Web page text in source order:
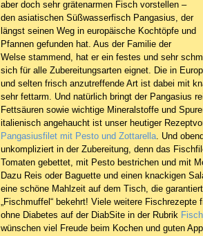
aber doch sehr grätenarmen Fisch vorstellen –
den asiatischen Süßwasserfisch Pangasius, der
längst seinen Weg in europäische Kochtöpfe und
Pfannen gefunden hat. Aus der Familie der
Welse stammend, hat er ein festes und sehr
sich für alle Zubereitungsarten eignet. Die in
und selten frisch anzutreffende Art ist dabei mit
sehr fettarm. Und natürlich bringt der Pangasius
Fettsäuren sowie wichtige Mineralstoffe und
italienisch angehaucht ist unser heutiger
Pangasiusfilet mit Pesto und Zottarella. Und
unkompliziert in der Zubereitung, denn das
Tomaten gebettet, mit Pesto bestrichen und mit
Dazu Reis oder Baguette und einen knackigen
eine schöne Mahlzeit auf dem Tisch, die
„Fischmuffel“ bekehrt! Viele weitere Fischrezepte
ohne Diabetes auf der DiabSite in der Rubrik
wünschen viel Freude beim Kochen und guten